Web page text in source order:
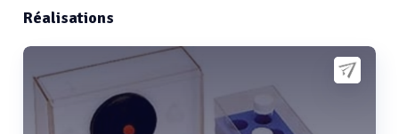
Réalisations